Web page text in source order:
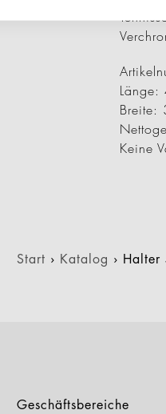
Länge:
Breite:
Keine
Start › Katalog › Halter
Geschäftsbereiche